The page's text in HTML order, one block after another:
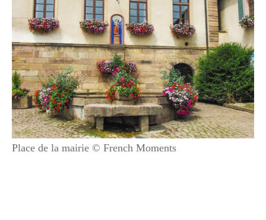
Place de la mairie © French Moments